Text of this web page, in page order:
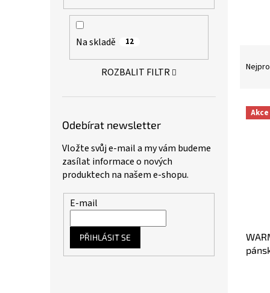
Na skladě 12
ROZBALIT FILTR
Odebírat newsletter
Vložte svůj e-mail a my vám budeme
zasílat informace o nových
produktech na našem e-shopu.
E-mail
PŘIHLÁSIT SE
nV Akce